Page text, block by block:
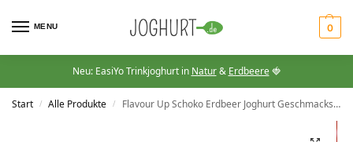
MENU 0
Neu: EasiYo Trinkjoghurt in Natur& Erdbeere🍓
Start / Alle Produkte / Flavour Up Schoko Erdbeer Joghurt Geschmackspulver